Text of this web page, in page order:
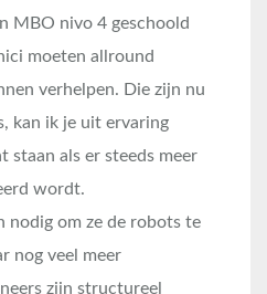
MBO nivo 4 geschoold
moeten allround
verhelpen. Die zijn nu
kan ik je uit ervaring
staan als er steeds meer
wordt.
nodig om ze de robots te
nog veel meer
zijn structureel